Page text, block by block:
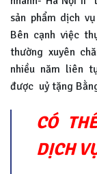
sản phẩm dịch
Bên cạnh việc
thường xuyên
nhiều năm liên
được uỷ tặng
CÓ
DỊCH